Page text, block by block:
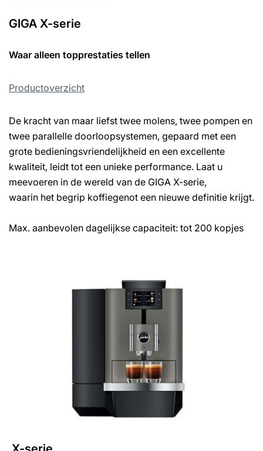
GIGA X-serie
Waar alleen topprestaties tellen
Productoverzicht
De kracht van maar liefst twee molens, twee pompen en
twee parallelle doorloopsystemen, gepaard met een
grote bedieningsvriendelijkheid en een excellente
kwaliteit, leidt tot een unieke performance. Laat u
meevoeren in de wereld van de GIGA X-serie,
waarin het begrip koffiegenot een nieuwe definitie krijgt.
Max. aanbevolen dagelijkse capaciteit: tot 200 kopjes